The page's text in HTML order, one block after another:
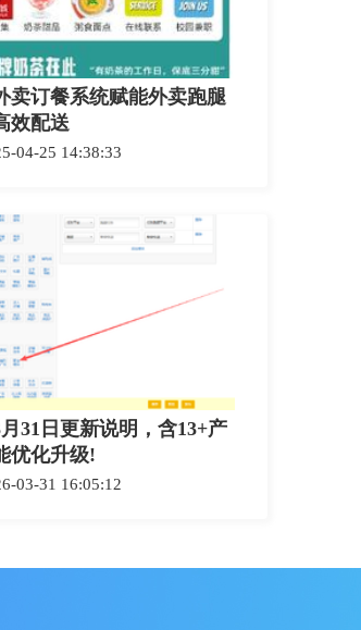
卖订餐系统赋能外卖跑腿
效配送​
04-25 14:38:33
31日更新说明，含13+产
优化升级!
03-31 16:05:12